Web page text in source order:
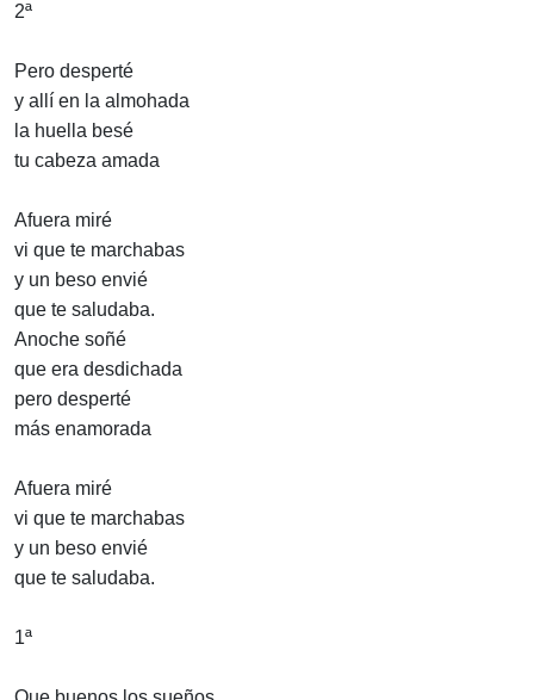
2ª
Pero desperté
y allí en la almohada
la huella besé
tu cabeza amada
Afuera miré
vi que te marchabas
y un beso envié
que te saludaba.
Anoche soñé
que era desdichada
pero desperté
más enamorada
Afuera miré
vi que te marchabas
y un beso envié
que te saludaba.
1ª